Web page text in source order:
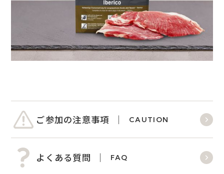
ご参加の注意事項 CAUTION
よくある質問 FAQ